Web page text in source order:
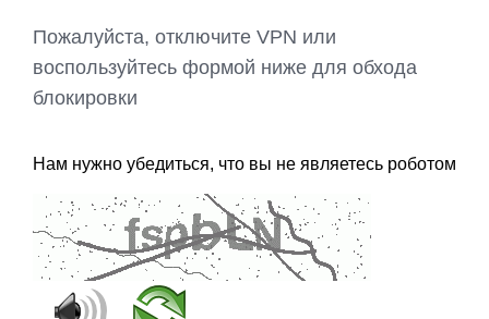
Пожалуйста, отключите VPN или
воспользуйтесь формой ниже для обхода
блокировки
Нам нужно убедиться, что вы не являетесь роботом